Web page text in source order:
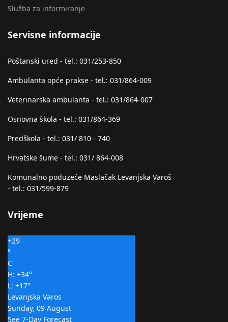
Služba za informiranje
Servisne informacije
Poštanski ured - tel.: 031/253-850
Ambulanta opće prakse - tel.: 031/864-009
Veterinarska ambulanta - tel.: 031/864-007
Osnovna škola - tel.: 031/864-369
Predškola - tel.: 031/ 810 - 740
Hrvatske šume - tel.: 031/ 864-008
Komunalno poduzeće Maslačak Levanjska Varoš
- tel.: 031/599-879
Vrijeme
+29
°
C
H: +34°
L: +17°
Levanjska Varos
Sunday, 09 August
See 7-Day Forecast